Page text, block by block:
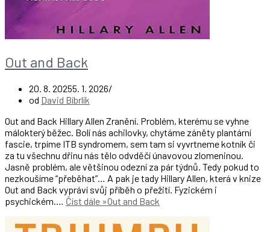
Out and Back
20. 8. 20255. 1. 2026
od David Bíbrlík
Out and Back Hillary Allen Zranění. Problém, kterému se vyhne
málokterý běžec. Bolí nás achilovky, chytáme záněty plantární
fascie, trpíme ITB syndromem, sem tam si vyvrtneme kotník či
za tu všechnu dřinu nás tělo odvděčí únavovou zlomeninou.
Jasně problém, ale většinou odezní za pár týdnů. Tedy pokud to
nezkoušíme “přeběhat”… A pak je tady Hillary Allen, která v knize
Out and Back vypráví svůj příběh o přežití. Fyzickém i
psychickém.… Číst dále »Out and Back